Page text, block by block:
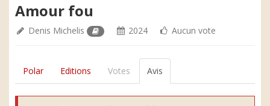
Amour fou
Denis Michelis 2024 Aucun vote
Polar Editions Votes Avis